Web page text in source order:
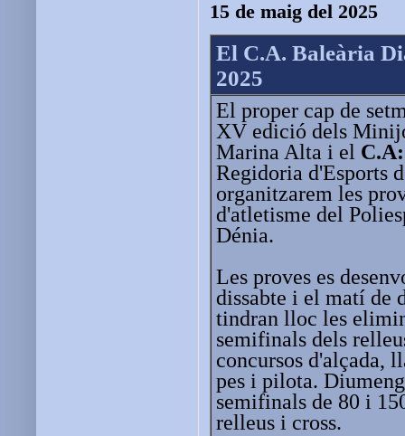
15 de maig del 2025
El C.A. Baleària
2025
El proper cap de
XV edició dels
Marina Alta i el
Regidoria d'Esports
organitzarem les
d'atletisme del
Dénia.
Les proves es
dissabte i el matí de
tindran lloc les
semifinals dels
concursos d'alçada,
pes i pilota.
semifinals de 80 i
relleus i cross.